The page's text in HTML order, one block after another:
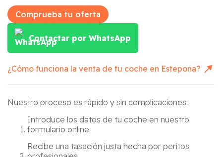
Comprueba tu oferta
Contactar por WhatsApp
¿Cómo funciona la venta de tu coche en Estepona?
Nuestro proceso es rápido y sin complicaciones:
Introduce los datos de tu coche en nuestro
formulario online.
Recibe una tasación justa hecha por peritos